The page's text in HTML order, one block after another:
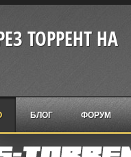
ТОРРЕНТ НА
БЛОГ ФОРУМ